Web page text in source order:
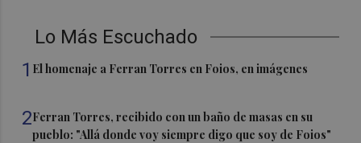
Lo Más Escuchado
1 El homenaje a Ferran Torres en Foios, en imágenes
2Ferran Torres, recibido con un baño de masas en su
pueblo: "Allá donde voy siempre digo que soy de Foios"